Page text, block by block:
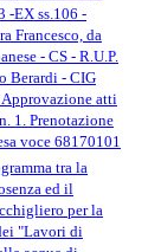
-EX ss.106 -
Francesco, da
- CS - R.U.P.
Berardi - CIG
atti
1. Prenotazione
voce 68170101
tra la
ed il
per la
"Lavori di